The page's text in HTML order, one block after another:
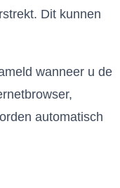
Dit kunnen
wanneer u de
automatisch